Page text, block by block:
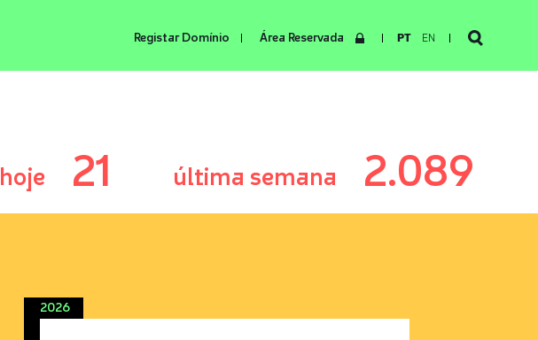
Registar Domínio Área Reservada PT EN
hoje 21 última semana 2.089
2026